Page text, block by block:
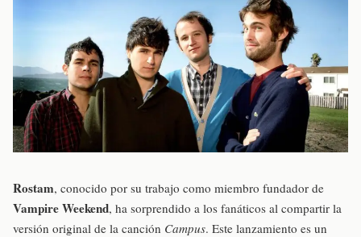
Rostam, conocido por su trabajo como miembro fundador de
Vampire Weekend, ha sorprendido a los fanáticos al compartir la
versión original de la canción Campus. Este lanzamiento es un